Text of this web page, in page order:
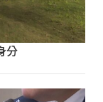
分